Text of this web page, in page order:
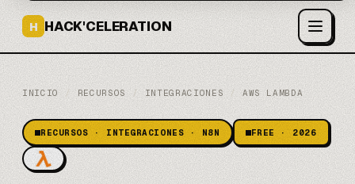
H HACK'CELERATION
INICIO / RECURSOS / INTEGRACIONES / AWS LAMBDA
RECURSOS · INTEGRACIONES · N8N FREE · 2026